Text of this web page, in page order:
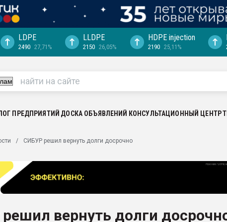
выходит на
рынке
LDPE
2490 27,71%
LLDPE
2150 26,05%
HDPE injection
2190 25,11%
ПРЕДПРИЯТИЙ ДОСКА ОБЪЯВЛЕНИЙ КОНСУЛЬТАЦИОННЫЙ ЦЕНТР
СИБУР решил вернуть долги досрочно
вернуть долги